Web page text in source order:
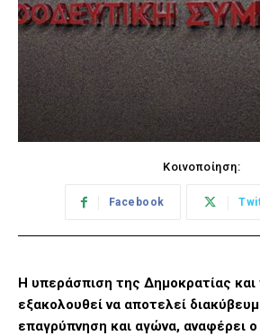
Κοινοποίηση:
Facebook
Η υπεράσπιση της Δημοκρατίας και
εξακολουθεί να αποτελεί
επαγρύπνηση και αγώνα, αναφέρει